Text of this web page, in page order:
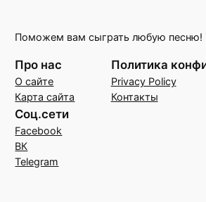
Поможем вам сыграть любую песню!
Про нас
О сайте
Карта сайта
Политика
Privacy Policy
Контакты
Соц.сети
Facebook
ВК
Telegram